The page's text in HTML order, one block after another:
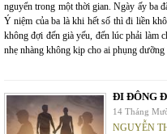
nguyển trong một thời gian. Ngày ấy ba
Ý niệm của ba là khi hết số thì đi liền
không đợi đến già yếu, đến lúc phải làm
nhẹ nhàng không kịp cho ai phụng dưỡng
ĐI ĐÔNG
14 Tháng
NGUYỄN